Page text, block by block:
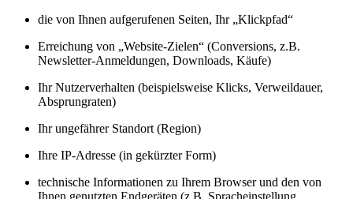
die von Ihnen aufgerufenen Seiten, Ihr „Klickpfad“
Erreichung von „Website-Zielen“ (Conversions, z.B.
Newsletter-Anmeldungen, Downloads, Käufe)
Ihr Nutzerverhalten (beispielsweise Klicks, Verweildauer,
Absprungraten)
Ihr ungefährer Standort (Region)
Ihre IP-Adresse (in gekürzter Form)
technische Informationen zu Ihrem Browser und den von
Ihnen genutzten Endgeräten (z.B. Spracheinstellung,